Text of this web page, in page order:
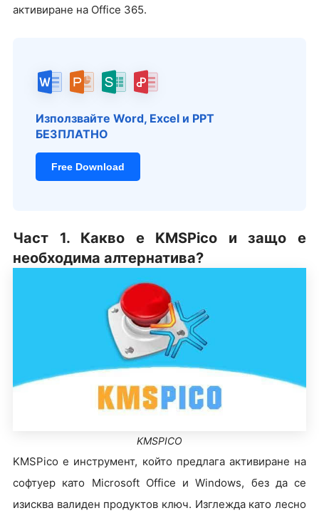
активиране на Office 365.
Използвайте Word, Excel и PPT
БЕЗПЛАТНО
Free Download
Част 1. Какво е KMSPico и защо е
необходима алтернатива?
KMSPICO
KMSPico е инструмент, който предлага активиране на
софтуер като Microsoft Office и Windows, без да се
изисква валиден продуктов ключ. Изглежда като лесно